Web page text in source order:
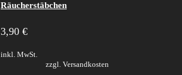
Räucherstäbchen
3,90 €
inkl. MwSt.
zzgl. Versandkosten